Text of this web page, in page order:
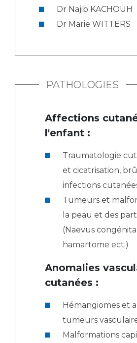
Sécurité
Les recherches en santé
Lieu de santé sans
Liste des marchés conclus
Documents utiles
Dr Najib KACHOUH
Dr Marie WITTERS
PATHOLOGIES
Affections
l'enfant :
Traumatologie
et cicatrisation,
infections
Tumeurs et
la peau et des
(Naevus
hamartome ect.)
Anomalies
cutanées :
Hémangiomes et
tumeurs
Malformations